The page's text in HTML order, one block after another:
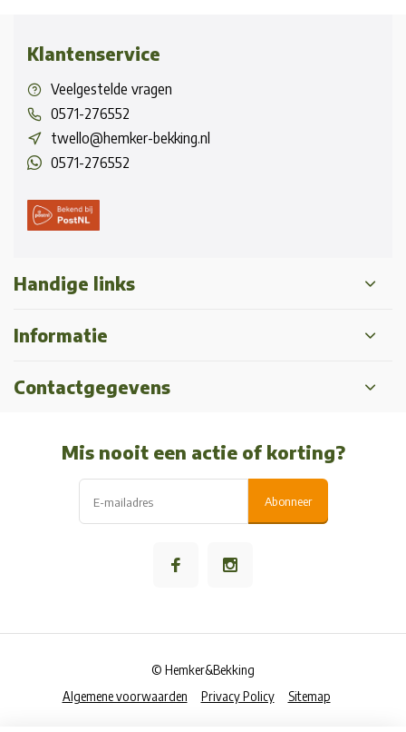
Klantenservice
Veelgestelde vragen
0571-276552
twello@hemker-bekking.nl
0571-276552
Handige links
Informatie
Contactgegevens
Mis nooit een actie of korting?
Abonneer
Algemene voorwaarden Privacy Policy Sitemap
© Hemker&Bekking